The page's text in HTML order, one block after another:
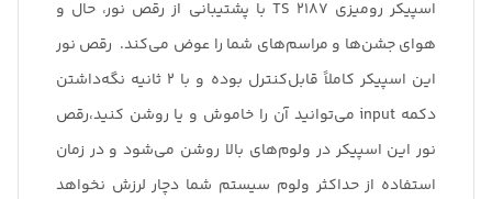
اسپیکر رومیزی TS 2187 با پشتیبانی از رقص نور، حال و
هوای جشن‌ها و مراسم‌های شما را عوض می‌کند. رقص نور
این اسپیکر کاملاً قابل‌کنترل بوده و با 2 ثانیه نگه‌داشتن
دکمه input می‌توانید آن را خاموش و یا روشن کنید،رقص
نور این اسپیکر در ولوم‌های بالا روشن می‌شود و در زمان
استفاده از حداکثر ولوم‌ سیستم شما دچار لرزش نخواهد